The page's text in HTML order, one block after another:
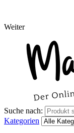
Weiter
Suche nach:
Kategorien